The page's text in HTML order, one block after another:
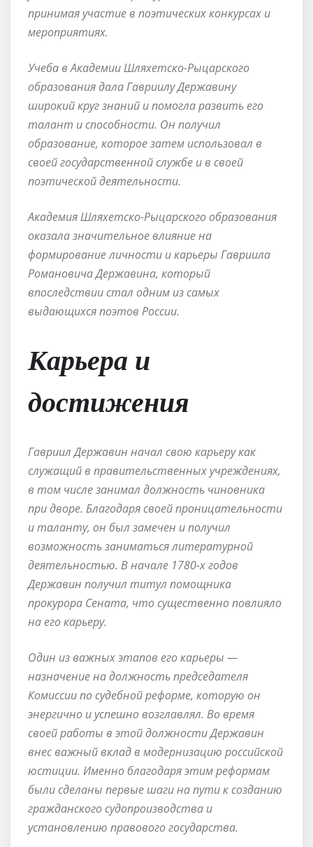
принимая участие в поэтических конкурсах и
мероприятиях.
Учеба в Академии Шляхетско-Рыцарского
образования дала Гавриилу Державину
широкий круг знаний и помогла развить его
талант и способности. Он получил
образование, которое затем использовал в
своей государственной службе и в своей
поэтической деятельности.
Академия Шляхетско-Рыцарского образования
оказала значительное влияние на
формирование личности и карьеры Гавриила
Романовича Державина, который
впоследствии стал одним из самых
выдающихся поэтов России.
Карьера и
достижения
Гавриил Державин начал свою карьеру как
служащий в правительственных учреждениях,
в том числе занимал должность чиновника
при дворе. Благодаря своей проницательности
и таланту, он был замечен и получил
возможность заниматься литературной
деятельностью. В начале 1780-х годов
Державин получил титул помощника
прокурора Сената, что существенно повлияло
на его карьеру.
Один из важных этапов его карьеры —
назначение на должность председателя
Комиссии по судебной реформе, которую он
энергично и успешно возглавлял. Во время
своей работы в этой должности Державин
внес важный вклад в модернизацию российской
юстиции. Именно благодаря этим реформам
были сделаны первые шаги на пути к созданию
гражданского судопроизводства и
установлению правового государства.